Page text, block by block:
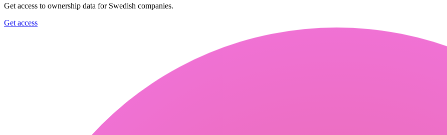
Get access to ownership data for Swedish companies.
Get access